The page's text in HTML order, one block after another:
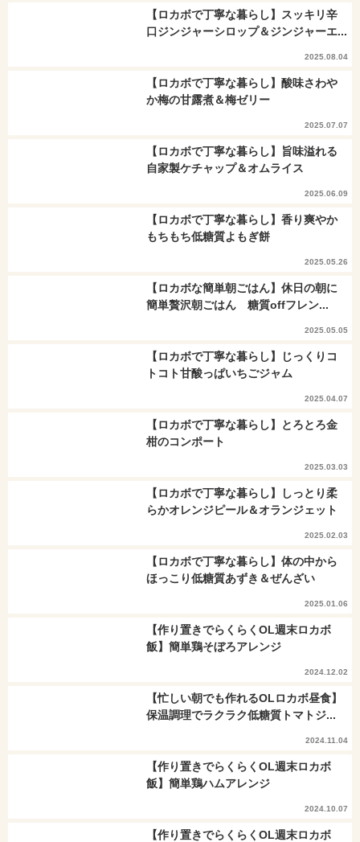
【ロカボで丁寧な暮らし】スッキリ辛
口ジンジャーシロップ＆ジンジャーエ...
2025.08.04
【ロカボで丁寧な暮らし】酸味さわや
か梅の甘露煮＆梅ゼリー
2025.07.07
【ロカボで丁寧な暮らし】旨味溢れる
自家製ケチャップ＆オムライス
2025.06.09
【ロカボで丁寧な暮らし】香り爽やか
もちもち低糖質よもぎ餅
2025.05.26
【ロカボな簡単朝ごはん】休日の朝に
簡単贅沢朝ごはん 糖質offフレン...
2025.05.05
【ロカボで丁寧な暮らし】じっくりコ
トコト甘酸っぱいちごジャム
2025.04.07
【ロカボで丁寧な暮らし】とろとろ金
柑のコンポート
2025.03.03
【ロカボで丁寧な暮らし】しっとり柔
らかオレンジピール＆オランジェット
2025.02.03
【ロカボで丁寧な暮らし】体の中から
ほっこり低糖質あずき＆ぜんざい
2025.01.06
【作り置きでらくらくOL週末ロカボ
飯】簡単鶏そぼろアレンジ
2024.12.02
【忙しい朝でも作れるOLロカボ昼食】
保温調理でラクラク低糖質トマトジ...
2024.11.04
【作り置きでらくらくOL週末ロカボ
飯】簡単鶏ハムアレンジ
2024.10.07
【作り置きでらくらくOL週末ロカボ